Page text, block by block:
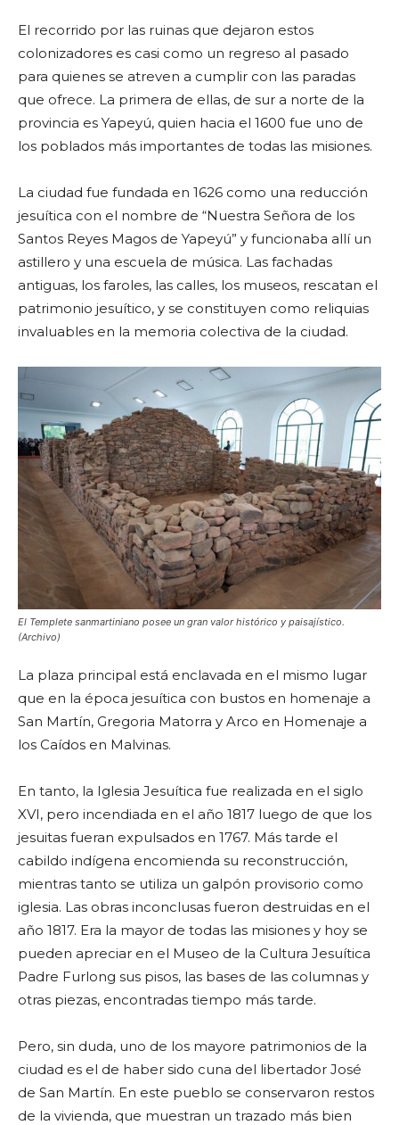
El recorrido por las ruinas que dejaron estos
colonizadores es casi como un regreso al pasado
para quienes se atreven a cumplir con las paradas
que ofrece. La primera de ellas, de sur a norte de la
provincia es Yapeyú, quien hacia el 1600 fue uno de
los poblados más importantes de todas las misiones.
La ciudad fue fundada en 1626 como una reducción
jesuítica con el nombre de “Nuestra Señora de los
Santos Reyes Magos de Yapeyú” y funcionaba allí un
astillero y una escuela de música. Las fachadas
antiguas, los faroles, las calles, los museos, rescatan el
patrimonio jesuítico, y se constituyen como reliquias
invaluables en la memoria colectiva de la ciudad.
El Templete sanmartiniano posee un gran valor histórico y paisajístico.
(Archivo)
La plaza principal está enclavada en el mismo lugar
que en la época jesuítica con bustos en homenaje a
San Martín, Gregoria Matorra y Arco en Homenaje a
los Caídos en Malvinas.
En tanto, la Iglesia Jesuítica fue realizada en el siglo
XVI, pero incendiada en el año 1817 luego de que los
jesuitas fueran expulsados en 1767. Más tarde el
cabildo indígena encomienda su reconstrucción,
mientras tanto se utiliza un galpón provisorio como
iglesia. Las obras inconclusas fueron destruidas en el
año 1817. Era la mayor de todas las misiones y hoy se
pueden apreciar en el Museo de la Cultura Jesuítica
Padre Furlong sus pisos, las bases de las columnas y
otras piezas, encontradas tiempo más tarde.
Pero, sin duda, uno de los mayore patrimonios de la
ciudad es el de haber sido cuna del libertador José
de San Martín. En este pueblo se conservaron restos
de la vivienda, que muestran un trazado más bien